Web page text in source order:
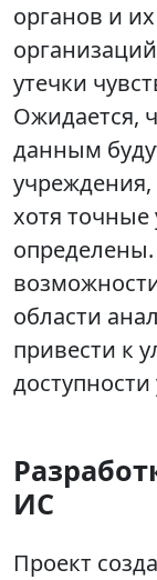
органов и
утечки
Ожидается,
данным
хотя точные
области
привести к
доступности
ИС
Проект